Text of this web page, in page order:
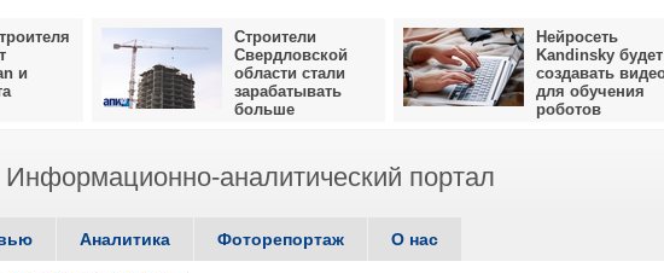
и
Строители
Свердловской
области стали
зарабатывать
больше
Нейросеть
Kandinsky будет
создавать
для обучения
роботов
Информационно-аналитический портал
Аналитика Фоторепортаж О нас